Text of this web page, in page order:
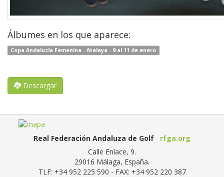
Álbumes en los que aparece:
Copa Andalucía Femenina - Atalaya - 9 al 11 de enero
Descargar
Real Federación Andaluza de Golf
rfga.org
Calle Enlace, 9.
29016 Málaga, España.
TLF: +34 952 225 590 - FAX: +34 952 220 387